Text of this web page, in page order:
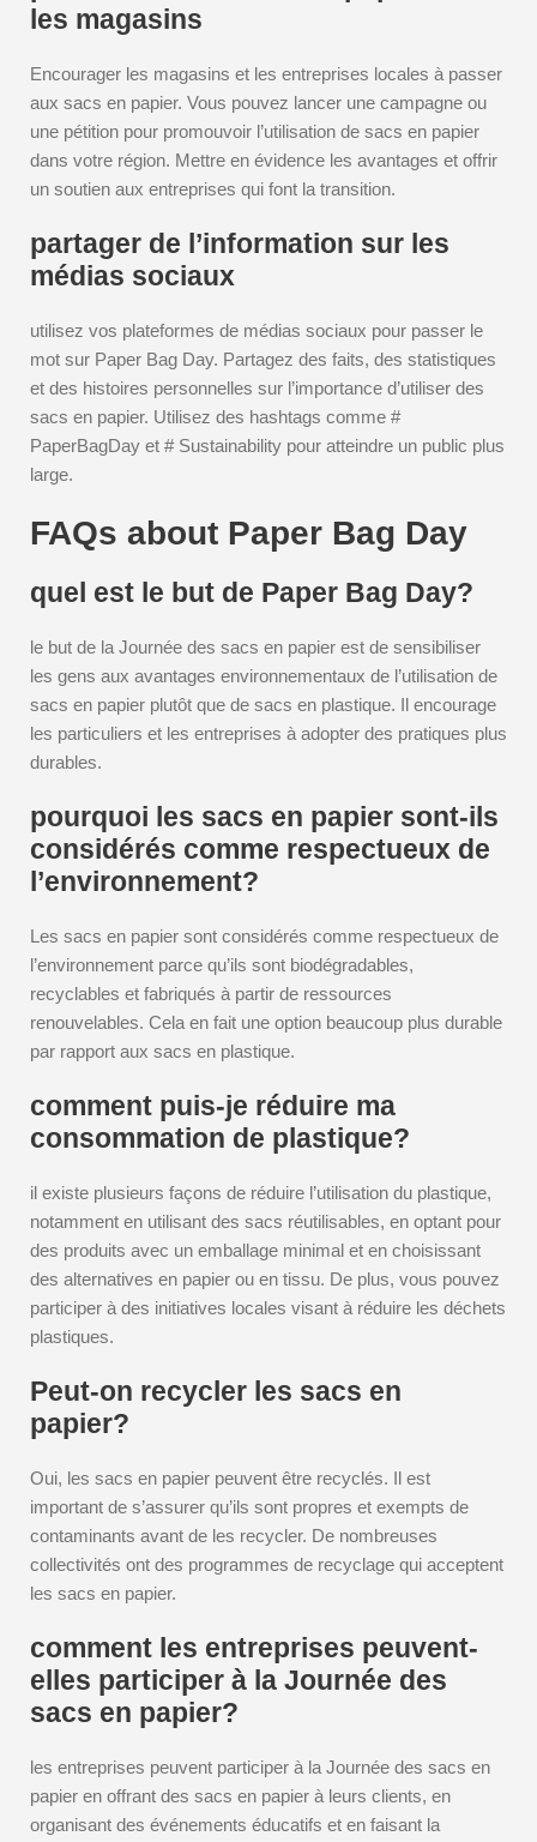
les magasins
Encourager les magasins et les entreprises locales à passer
aux sacs en papier. Vous pouvez lancer une campagne ou
une pétition pour promouvoir l’utilisation de sacs en papier
dans votre région. Mettre en évidence les avantages et offrir
un soutien aux entreprises qui font la transition.
partager de l’information sur les
médias sociaux
utilisez vos plateformes de médias sociaux pour passer le
mot sur Paper Bag Day. Partagez des faits, des statistiques
et des histoires personnelles sur l’importance d’utiliser des
sacs en papier. Utilisez des hashtags comme #
PaperBagDay et # Sustainability pour atteindre un public plus
large.
FAQs about Paper Bag Day
quel est le but de Paper Bag Day?
le but de la Journée des sacs en papier est de sensibiliser
les gens aux avantages environnementaux de l’utilisation de
sacs en papier plutôt que de sacs en plastique. Il encourage
les particuliers et les entreprises à adopter des pratiques plus
durables.
pourquoi les sacs en papier sont-ils
considérés comme respectueux de
l’environnement?
Les sacs en papier sont considérés comme respectueux de
l’environnement parce qu’ils sont biodégradables,
recyclables et fabriqués à partir de ressources
renouvelables. Cela en fait une option beaucoup plus durable
par rapport aux sacs en plastique.
comment puis-je réduire ma
consommation de plastique?
il existe plusieurs façons de réduire l’utilisation du plastique,
notamment en utilisant des sacs réutilisables, en optant pour
des produits avec un emballage minimal et en choisissant
des alternatives en papier ou en tissu. De plus, vous pouvez
participer à des initiatives locales visant à réduire les déchets
plastiques.
Peut-on recycler les sacs en
papier?
Oui, les sacs en papier peuvent être recyclés. Il est
important de s’assurer qu’ils sont propres et exempts de
contaminants avant de les recycler. De nombreuses
collectivités ont des programmes de recyclage qui acceptent
les sacs en papier.
comment les entreprises peuvent-
elles participer à la Journée des
sacs en papier?
les entreprises peuvent participer à la Journée des sacs en
papier en offrant des sacs en papier à leurs clients, en
organisant des événements éducatifs et en faisant la